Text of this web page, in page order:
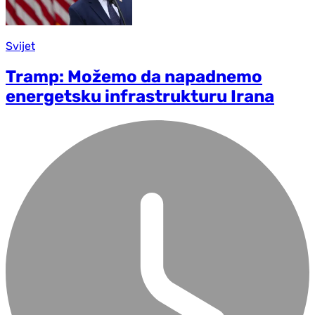
Svijet
Tramp: Možemo da napadnemo
energetsku infrastrukturu Irana